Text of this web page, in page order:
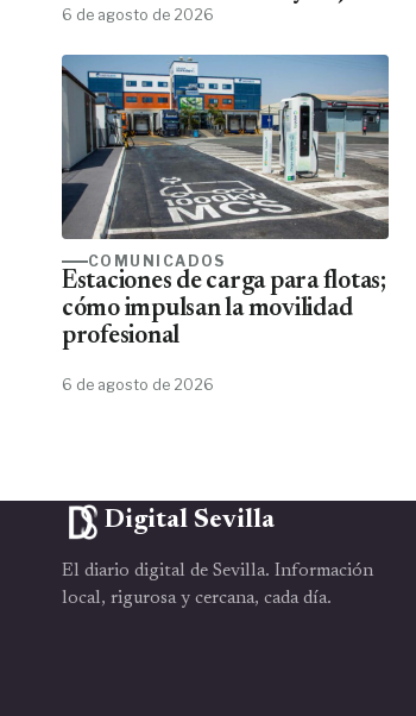
por el mundo
6 de agosto de 2026
COMUNICADOS
Estaciones de carga para flotas;
cómo impulsan la movilidad
profesional
6 de agosto de 2026
Digital Sevilla
El diario digital de Sevilla. Información
local, rigurosa y cercana, cada día.